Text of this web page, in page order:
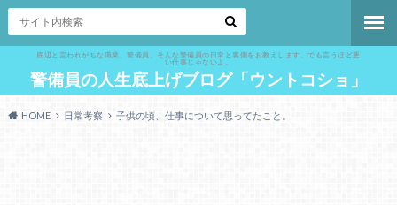
底辺と言われがちな職業、警備員。そんな警備員の日常と裏側をお教えします。でも言うほど悪
い仕事じゃないよ。
警備員の人生底上げブログ「ウントコショ」
HOME 日常考察 子供の頃、仕事について思ってたこと。